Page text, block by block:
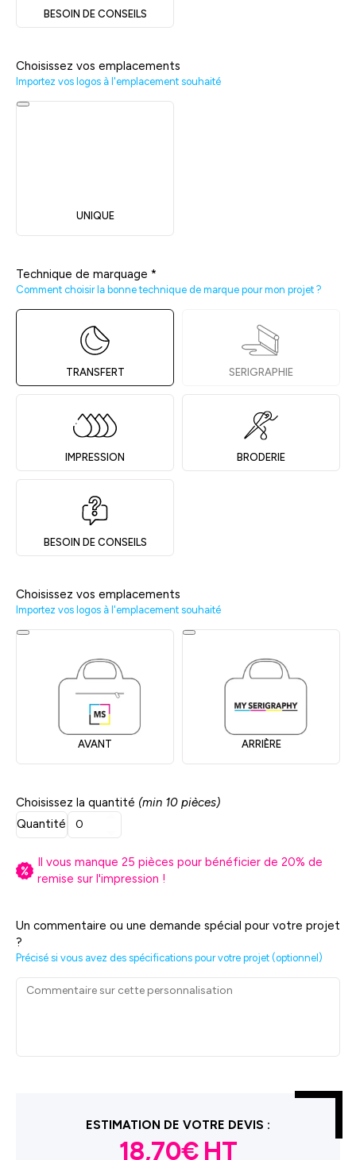
BESOIN DE CONSEILS
Choisissez vos emplacements
Importez vos logos à l'emplacement souhaité
UNIQUE
Technique de marquage *
Comment choisir la bonne technique de marque pour mon projet ?
TRANSFERT SERIGRAPHIE
IMPRESSION BRODERIE
BESOIN DE CONSEILS
Choisissez vos emplacements
Importez vos logos à l'emplacement souhaité
AVANT ARRIÈRE
Choisissez la quantité (min 10 pièces)
Quantité
Il vous manque 25 pièces pour bénéficier de 20% de
remise sur l'impression !
Un commentaire ou une demande spécial pour votre projet
?
Précisé si vous avez des spécifications pour votre projet (optionnel)
ESTIMATION DE VOTRE DEVIS :
18,70€